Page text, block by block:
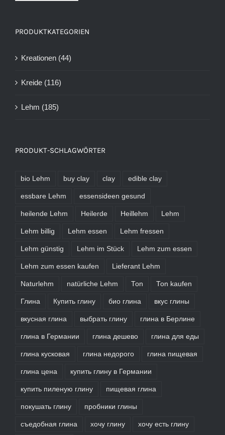
PRODUKTKATEGORIEN
Kreationen (44)
Kreide (116)
Lehm (185)
PRODUKT-SCHLAGWÖRTER
bio Lehm buy clay clay edible clay
essbare Lehm essensideen gesund
heilende Lehm Heilerde Heillehm Lehm
Lehm billig Lehm essen Lehm fressen
Lehm günstig Lehm im Stück Lehm zum essen
Lehm zum essen kaufen Lieferant Lehm
Naturlehm natürliche Lehm Ton Ton kaufen
Глина Купить глину био глина вкус глины
вкусная глина выбрать глину глина в Берлине
глина в Германии глина дешево глина для еды
глина кусковая глина недорого глина пищевая
глина цена купить глину в Германии
купить пиленую глину пищевая глина
покушать глину пробники глины
съедобная глина хочу глину хочу есть глину